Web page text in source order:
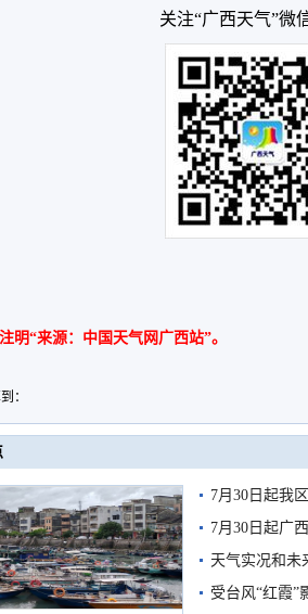
关注“广西天气”微
明“来源：中国天气网广西站”。
：
7月30日起我
7月30日起广
天气实况和未
受台风“红霞”